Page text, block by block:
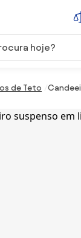
de Teto